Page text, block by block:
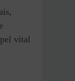
vital